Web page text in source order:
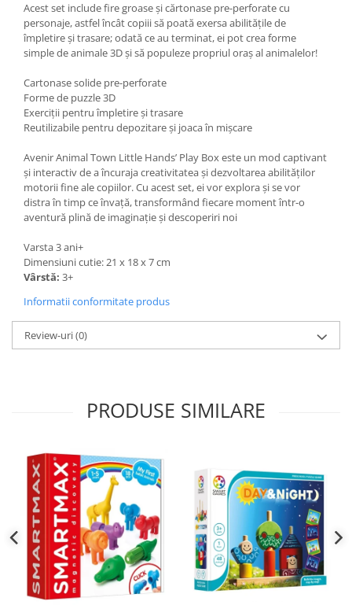
Acest set include fire groase și cărtonase pre-perforate cu
personaje, astfel încât copiii să poată exersa abilitățile de
împletire și trasare; odată ce au terminat, ei pot crea forme
simple de animale 3D și să populeze propriul oraș al animalelor!
Cartonase solide pre-perforate
Forme de puzzle 3D
Exerciții pentru împletire și trasare
Reutilizabile pentru depozitare și joaca în mișcare
Avenir Animal Town Little Hands’ Play Box este un mod captivant
și interactiv de a încuraja creativitatea și dezvoltarea abilităților
motorii fine ale copiilor. Cu acest set, ei vor explora și se vor
distra în timp ce învață, transformând fiecare moment într-o
aventură plină de imaginație și descoperiri noi
Varsta 3 ani+
Dimensiuni cutie: 21 x 18 x 7 cm
Vârstă: 3+
Informatii conformitate produs
Review-uri(0)
PRODUSE SIMILARE